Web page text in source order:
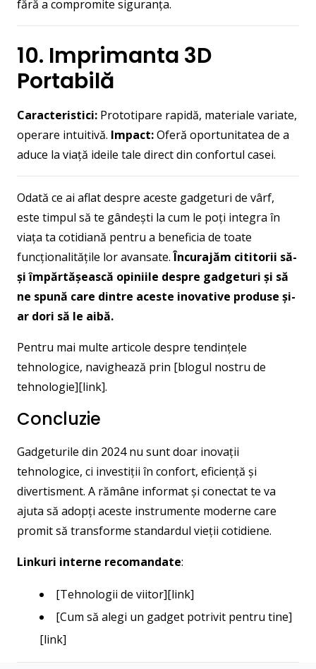
fără a compromite siguranța.
10. Imprimanta 3D
Portabilă
Caracteristici: Prototipare rapidă, materiale variate,
operare intuitivă. Impact:Oferă oportunitatea de a
aduce la viață ideile tale direct din confortul casei.
Odată ce ai aflat despre aceste gadgeturi de vârf,
este timpul să te gândești la cum le poți integra în
viața ta cotidiană pentru a beneficia de toate
funcționalitățile lor avansate.Încurajăm cititorii să-
și împărtășească opiniile despre gadgeturi și să
ne spună care dintre aceste inovative produse și-
ar dori să le aibă.
Pentru mai multe articole despre tendințele
tehnologice, navighează prin [blogul nostru de
tehnologie][link].
Concluzie
Gadgeturile din 2024 nu sunt doar inovații
tehnologice, ci investiții în confort, eficiență și
divertisment. A rămâne informat și conectat te va
ajuta să adopți aceste instrumente moderne care
promit să transforme standardul vieții cotidiene.
Linkuri interne recomandate:
[Tehnologii de viitor][link]
[Cum să alegi un gadget potrivit pentru tine]
[link]